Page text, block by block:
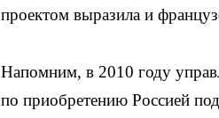
проектом выразила и
Напомним, в 2010 году
по приобретению Россией